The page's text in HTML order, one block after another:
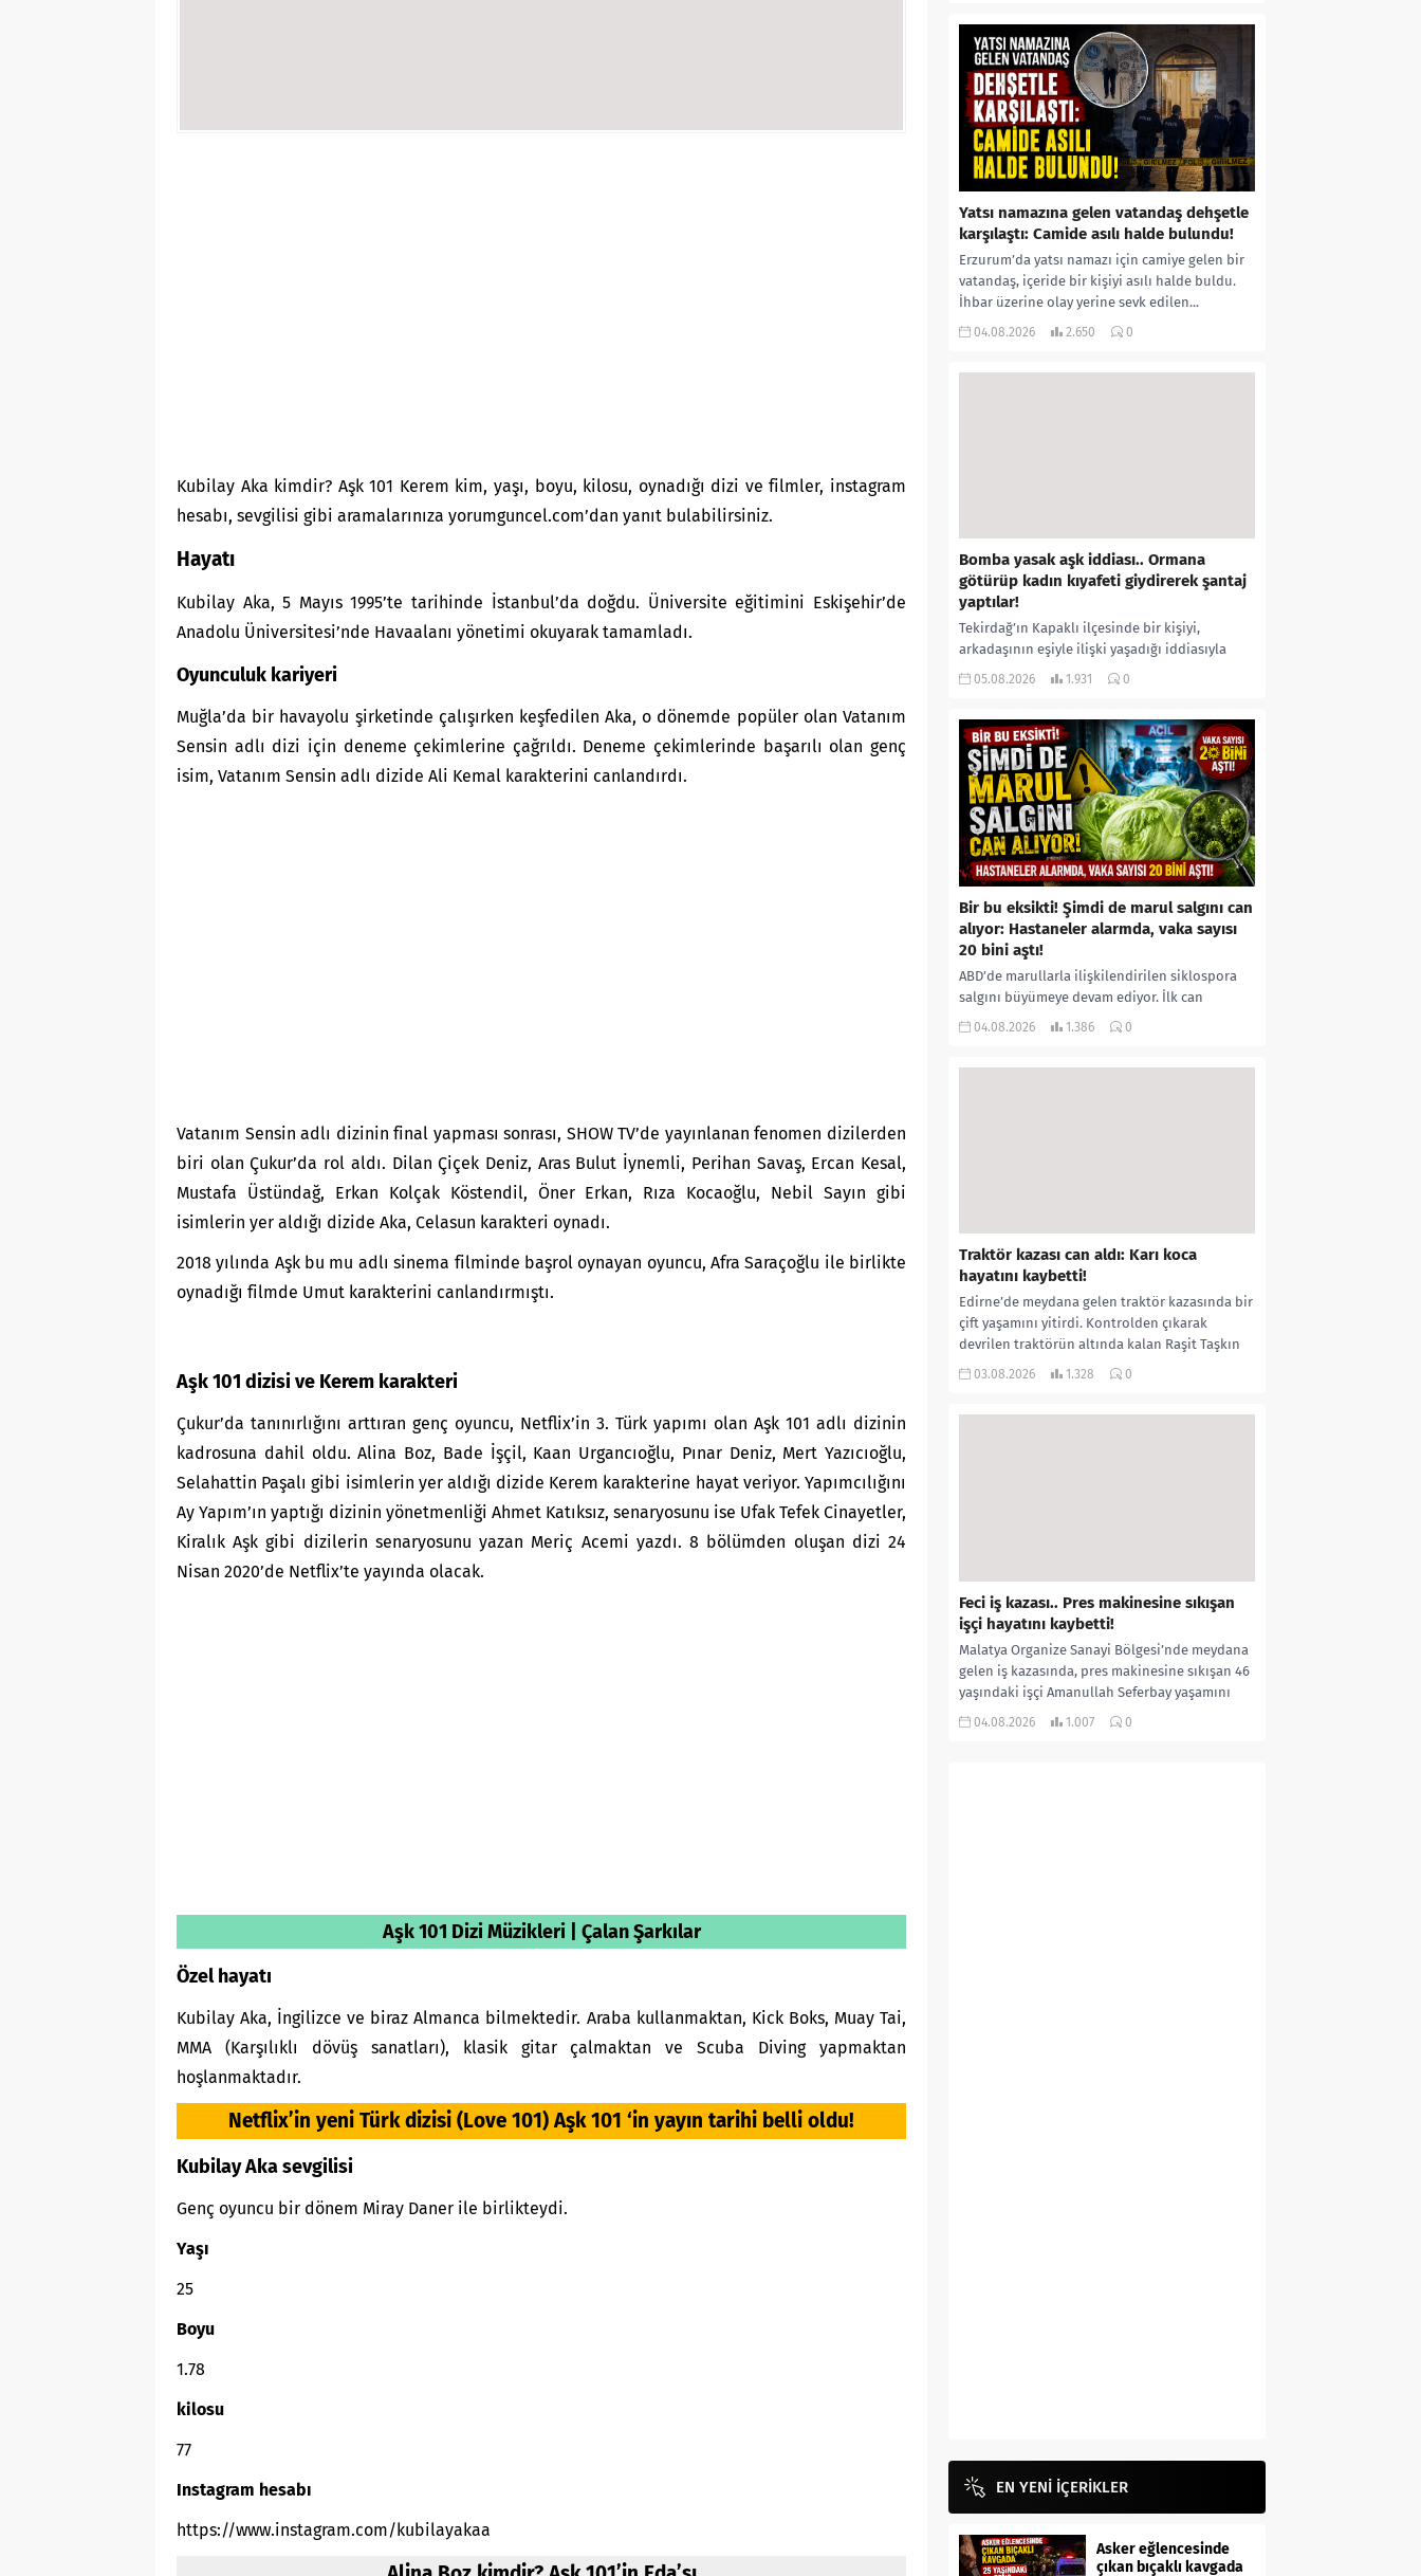
Kubilay Aka kimdir? Aşk 101 Kerem kim, yaşı, boyu, kilosu, oynadığı dizi ve filmler, instagram
hesabı, sevgilisi gibi aramalarınıza yorumguncel.com’dan yanıt bulabilirsiniz.
Hayatı
Kubilay Aka, 5 Mayıs 1995’te tarihinde İstanbul’da doğdu. Üniversite eğitimini Eskişehir’de
Anadolu Üniversitesi’nde Havaalanı yönetimi okuyarak tamamladı.
Oyunculuk kariyeri
Muğla’da bir havayolu şirketinde çalışırken keşfedilen Aka, o dönemde popüler olan Vatanım
Sensin adlı dizi için deneme çekimlerine çağrıldı. Deneme çekimlerinde başarılı olan genç
isim, Vatanım Sensin adlı dizide Ali Kemal karakterini canlandırdı.
Vatanım Sensin adlı dizinin final yapması sonrası, SHOW TV’de yayınlanan fenomen dizilerden
biri olan Çukur’da rol aldı. Dilan Çiçek Deniz, Aras Bulut İynemli, Perihan Savaş, Ercan Kesal,
Mustafa Üstündağ, Erkan Kolçak Köstendil, Öner Erkan, Rıza Kocaoğlu, Nebil Sayın gibi
isimlerin yer aldığı dizide Aka, Celasun karakteri oynadı.
2018 yılında Aşk bu mu adlı sinema filminde başrol oynayan oyuncu, Afra Saraçoğlu ile birlikte
oynadığı filmde Umut karakterini canlandırmıştı.
Aşk 101 dizisi ve Kerem karakteri
Çukur’da tanınırlığını arttıran genç oyuncu, Netflix’in 3. Türk yapımı olan Aşk 101 adlı dizinin
kadrosuna dahil oldu. Alina Boz, Bade İşçil, Kaan Urgancıoğlu, Pınar Deniz, Mert Yazıcıoğlu,
Selahattin Paşalı gibi isimlerin yer aldığı dizide Kerem karakterine hayat veriyor. Yapımcılığını
Ay Yapım’ın yaptığı dizinin yönetmenliği Ahmet Katıksız, senaryosunu ise Ufak Tefek Cinayetler,
Kiralık Aşk gibi dizilerin senaryosunu yazan Meriç Acemi yazdı. 8 bölümden oluşan dizi 24
Nisan 2020’de Netflix’te yayında olacak.
Aşk 101 Dizi Müzikleri | Çalan Şarkılar
Özel hayatı
Kubilay Aka, İngilizce ve biraz Almanca bilmektedir. Araba kullanmaktan, Kick Boks, Muay Tai,
MMA (Karşılıklı dövüş sanatları), klasik gitar çalmaktan ve Scuba Diving yapmaktan
hoşlanmaktadır.
Netflix’in yeni Türk dizisi (Love 101) Aşk 101 ‘in yayın tarihi belli oldu!
Kubilay Aka sevgilisi
Genç oyuncu bir dönem Miray Daner ile birlikteydi.
Yaşı
25
Boyu
1.78
kilosu
77
Instagram hesabı
https://www.instagram.com/kubilayakaa
Yatsı namazına gelen vatandaş dehşetle
karşılaştı: Camide asılı halde bulundu!
Erzurum’da yatsı namazı için camiye gelen bir
vatandaş, içeride bir kişiyi asılı halde buldu.
İhbar üzerine olay yerine sevk edilen...
04.08.2026 2.650 0
Bomba yasak aşk iddiası.. Ormana
götürüp kadın kıyafeti giydirerek şantaj
yaptılar!
Tekirdağ’ın Kapaklı ilçesinde bir kişiyi,
arkadaşının eşiyle ilişki yaşadığı iddiasıyla
ormanlık alana götürerek zorla kadın
05.08.2026 1.931 0
Bir bu eksikti! Şimdi de marul salgını can
alıyor: Hastaneler alarmda, vaka sayısı
20 bini aştı!
ABD’de marullarla ilişkilendirilen siklospora
salgını büyümeye devam ediyor. İlk can
kayıplarının yaşandığı salgında vaka sayısının
04.08.2026 1.386 0
Traktör kazası can aldı: Karı koca
hayatını kaybetti!
Edirne’de meydana gelen traktör kazasında bir
çift yaşamını yitirdi. Kontrolden çıkarak
devrilen traktörün altında kalan Raşit Taşkın
ile eşi Fatma...
03.08.2026 1.328 0
Feci iş kazası.. Pres makinesine sıkışan
işçi hayatını kaybetti!
Malatya Organize Sanayi Bölgesi’nde meydana
gelen iş kazasında, pres makinesine sıkışan 46
yaşındaki işçi Amanullah Seferbay yaşamını
yitirdi. Olayla ilgili...
04.08.2026 1.007 0
EN YENİ İÇERİKLER
Asker eğlencesinde
çıkan bıçaklı kavgada